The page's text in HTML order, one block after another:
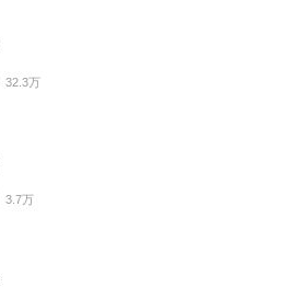
32.3万
3.7万